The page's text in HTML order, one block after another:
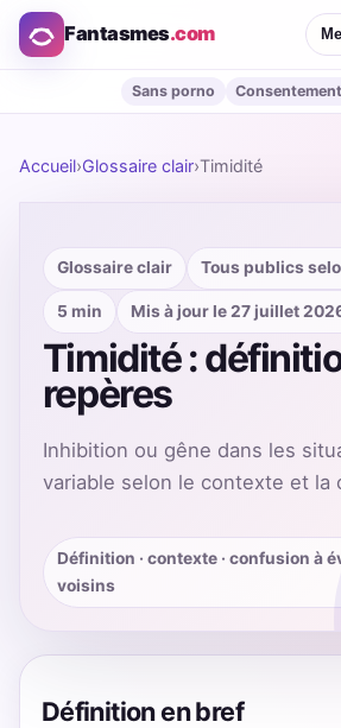
Fantasmes.com
Sans porno
Accueil›Glossaire clair›Timidité
Glossaire clair Tous publics
5 min Mis à jour le 27 juillet
Timidité :
repères
Inhibition ou gêne dans les
variable selon le contexte et la
Définition · contexte · confusion à
voisins
Définition en bref